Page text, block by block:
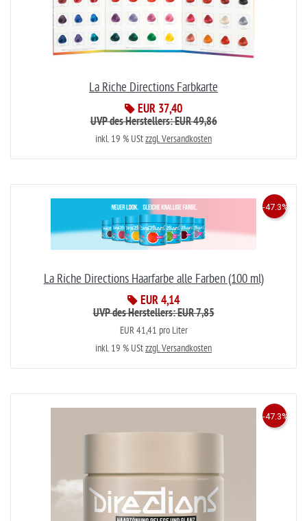
La Riche Directions Farbkarte
EUR 37,40
UVP des Herstellers: EUR 49,86
inkl. 19 % UStzzgl. Versandkosten
La Riche Directions Haarfarbe alle Farben (100 ml)
EUR 4,14
-47.3%
UVP des Herstellers: EUR 7,85
EUR 41,41 pro Liter
inkl. 19 % UStzzgl. Versandkosten
-47.3%